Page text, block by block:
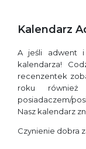
Kalendarz
A jeśli adwent i
kalendarza!
recenzentek
roku
posiadaczem/
Nasz kalendarz
Czynienie dobra